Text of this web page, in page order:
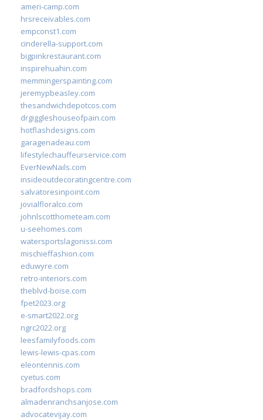
ameri-camp.com
hrsreceivables.com
empconst1.com
cinderella-support.com
bigpinkrestaurant.com
inspirehuahin.com
memmingerspainting.com
jeremypbeasley.com
thesandwichdepotcos.com
drgiggleshouseofpain.com
hotflashdesigns.com
garagenadeau.com
lifestylechauffeurservice.com
EverNewNails.com
insideoutdecoratingcentre.com
salvatoresinpoint.com
jovialfloralco.com
johnlscotthometeam.com
u-seehomes.com
watersportslagonissi.com
mischieffashion.com
eduwyre.com
retro-interiors.com
theblvd-boise.com
fpet2023.org
e-smart2022.org
ngrc2022.org
leesfamilyfoods.com
lewis-lewis-cpas.com
eleontennis.com
cyetus.com
bradfordshops.com
almadenranchsanjose.com
advocatevijay.com